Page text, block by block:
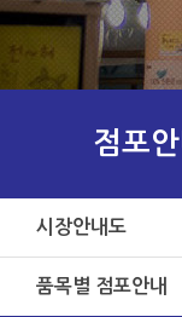
점포안
시장안내도
품목별 점포안내